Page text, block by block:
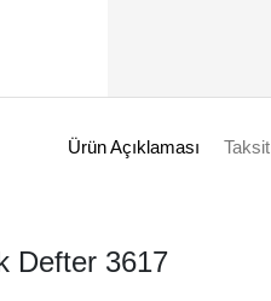
Ürün Açıklaması
Defter 3617